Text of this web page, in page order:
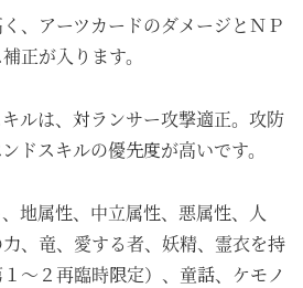
、アーツカードのダメージとＮＰ
正が入ります。
ルは、対ランサー攻撃適正。攻防
ドスキルの優先度が高いです。
地属性、中立属性、悪属性、人
、竜、愛する者、妖精、霊衣を持
～２再臨時限定）、童話、ケモノ